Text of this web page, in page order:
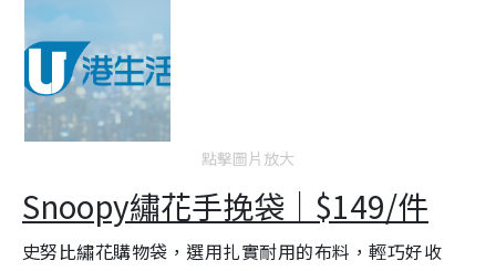
點擊圖片放大
Snoopy繡花手挽袋｜$149/件
史努比繡花購物袋，選用扎實耐用的布料，輕巧好收